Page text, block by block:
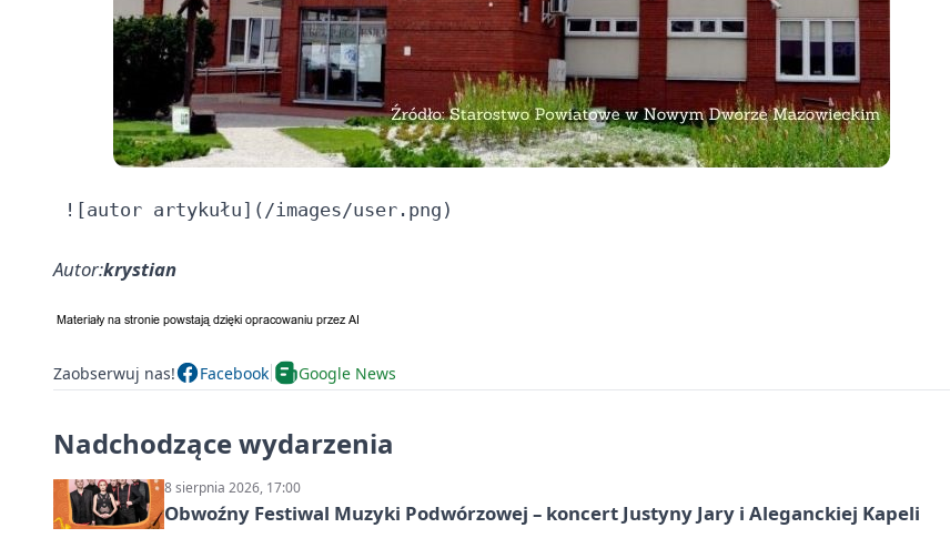
Autor:krystian
Zaobserwuj nas! Facebook Google News
Nadchodzące wydarzenia
8 sierpnia 2026, 17:00
Obwoźny Festiwal Muzyki Podwórzowej – koncert Justyny Jary i Aleganckiej Kapeli